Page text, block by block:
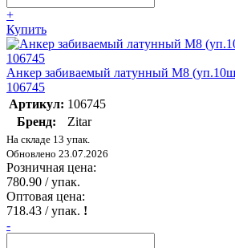
+
Купить
Анкер забиваемый латунный М8
106745
Артикул: 106745
Бренд:
Zitar
На складе 13 упак.
Обновлено 23.07.2026
Розничная цена:
780.90 / упак.
Оптовая цена:
718.43 / упак. !
-